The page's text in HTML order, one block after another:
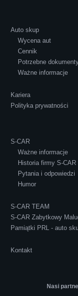
Auto skup
Wycena aut
Cennik
Potrzebne
Ważne informacje
Kariera
Polityka prywatności
S-CAR
Ważne informacje
Historia firmy S-CAR
Pytania i odpowiedzi
Humor
S-CAR TEAM
S-CAR Zabytkowy
Pamiątki PRL - auto
Kontakt
Nasi